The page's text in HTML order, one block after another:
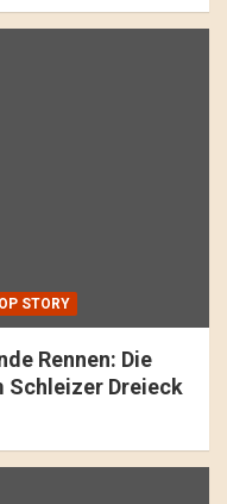
STORY
Rennen: Die
Schleizer Dreieck